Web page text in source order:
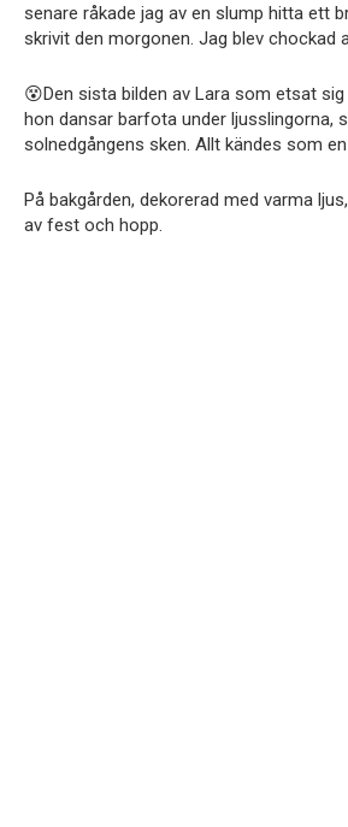
senare råkade jag av en slump hitta ett
skrivit den morgonen. Jag blev chockad
😵Den sista bilden av Lara som etsat
hon dansar barfota under ljusslingorna,
solnedgångens sken. Allt kändes som
På bakgården, dekorerad med varma
av fest och hopp.